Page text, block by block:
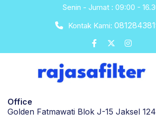
Senin - Jumat : 09:00 -
Kontak Kami:
Office
Golden Fatmawati Blok J-15 Jaksel